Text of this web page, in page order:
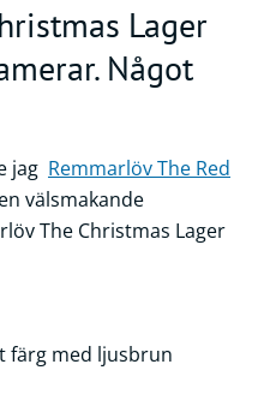
Lager
Något
jag Remmarlöv The Red
välsmakande
The Christmas Lager
färg med ljusbrun